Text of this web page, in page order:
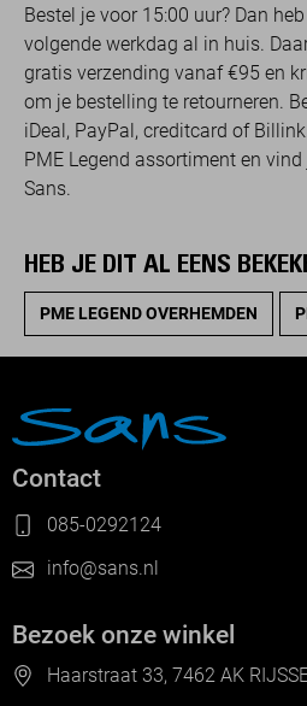
Bestel je voor 15:00 uur? Dan
volgende werkdag al in huis.
gratis verzending vanaf €95 en
om je bestelling te retourneren.
iDeal, PayPal, creditcard of
PME Legend assortiment en
Sans.
HEB JE DIT AL EENS
PME LEGEND OVERHEMDEN
Contact
085-0292124
info@sans.nl
Bezoek onze winkel
Haarstraat 33, 7462 AK